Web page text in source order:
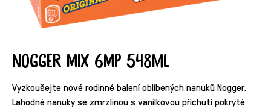
Nogger Mix 6MP 548ml
Vyzkoušejte nové rodinné balení oblíbených nanuků Nogger.
Lahodné nanuky se zmrzlinou s vanilkovou příchutí pokryté